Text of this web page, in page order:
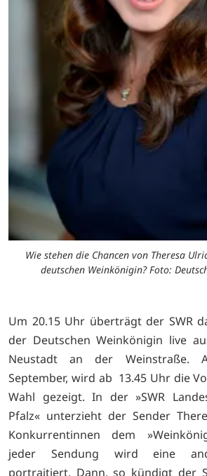
Wie stehen die Chancen von Theresa
deutschen Weinkönigin? Foto:
Um 20.15 Uhr überträgt der SWR
der Deutschen Weinkönigin live
Neustadt an der Weinstraße.
September, wird ab 13.45 Uhr die
Wahl gezeigt. In der »SWR
Pfalz« unterzieht der Sender
Konkurrentinnen dem
jeder Sendung wird eine
portraitiert. Dann, so kündigt der